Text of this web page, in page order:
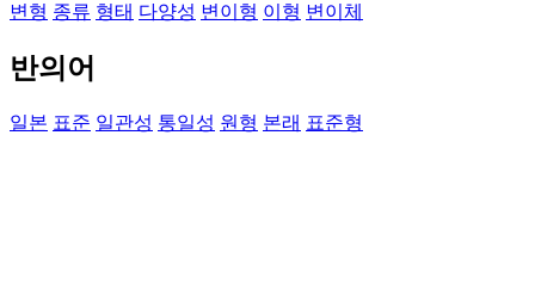
변형 종류 형태 다양성 변이형 이형 변이체
반의어
일본 표준 일관성 통일성 원형 본래 표준형